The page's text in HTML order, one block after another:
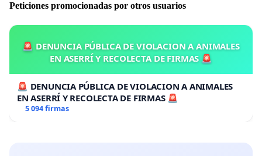
Peticiones promocionadas por otros usuarios
🚨 DENUNCIA PÚBLICA DE VIOLACION A ANIMALES
EN ASERRÍ Y RECOLECTA DE FIRMAS 🚨
🚨 DENUNCIA PÚBLICA DE VIOLACION A ANIMALES
EN ASERRÍ Y RECOLECTA DE FIRMAS 🚨
5 094 firmas